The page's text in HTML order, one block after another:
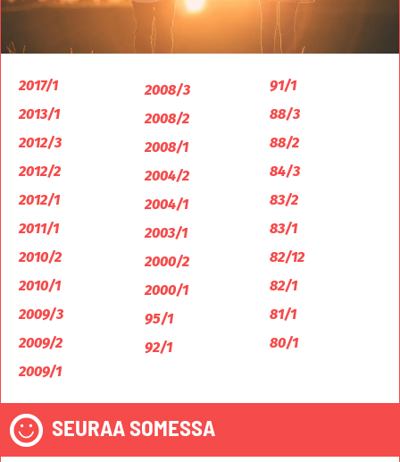
2017/1
2013/1
2012/3
2012/2
2012/1
2011/1
2010/2
2010/1
2009/3
2009/2
2009/1
2008/3
2008/2
2008/1
2004/2
2004/1
2003/1
2000/2
2000/1
95/1
92/1
91/1
88/3
88/2
84/3
83/2
83/1
82/12
82/1
81/1
80/1
SEURAA SOMESSA